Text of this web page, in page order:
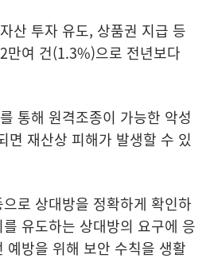
산 투자 유도, 상품권 지급 등
만여 건(1.3%)으로 전년보다
통해 원격조종이 가능한 악성
면 재산상 피해가 발생할 수 있
로 상대방을 정확하게 확인하
유도하는 상대방의 요구에 응
예방을 위해 보안 수칙을 생활